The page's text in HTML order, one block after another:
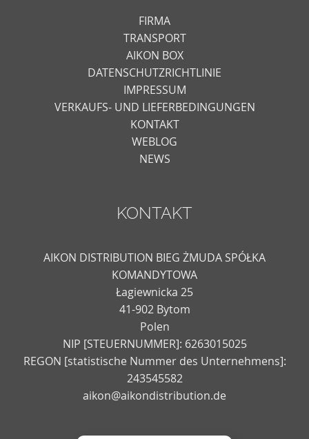
FIRMA
TRANSPORT
AIKON BOX
DATENSCHUTZRICHTLINIE
IMPRESSUM
VERKAUFS- UND LIEFERBEDINGUNGEN
KONTAKT
WEBLOG
NEWS
KONTAKT
AIKON DISTRIBUTION BIEG ŻMUDA SPÓŁKA
KOMANDYTOWA
Łagiewnicka 25
41-902 Bytom
Polen
NIP [STEUERNUMMER]: 6263015025
REGON [statistische Nummer des Unternehmens]:
243545582
aikon@aikondistribution.de